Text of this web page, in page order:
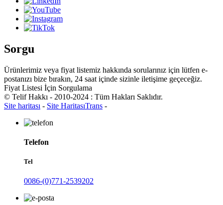
Sorgu
Ürünlerimiz veya fiyat listemiz hakkında sorularınız için lütfen e-
postanızı bize bırakın, 24 saat içinde sizinle iletişime geçeceğiz.
Fiyat Listesi İçin Sorgulama
© Telif Hakkı - 2010-2024 : Tüm Hakları Saklıdır.
Site haritası - Site HaritasıTrans -
Telefon
Tel
0086-(0)771-2539202